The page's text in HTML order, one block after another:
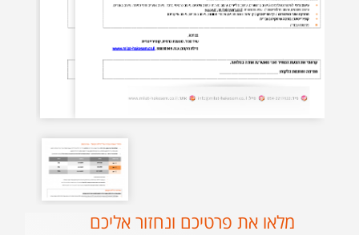
מלאו את פרטיכם ונחזור אליכם